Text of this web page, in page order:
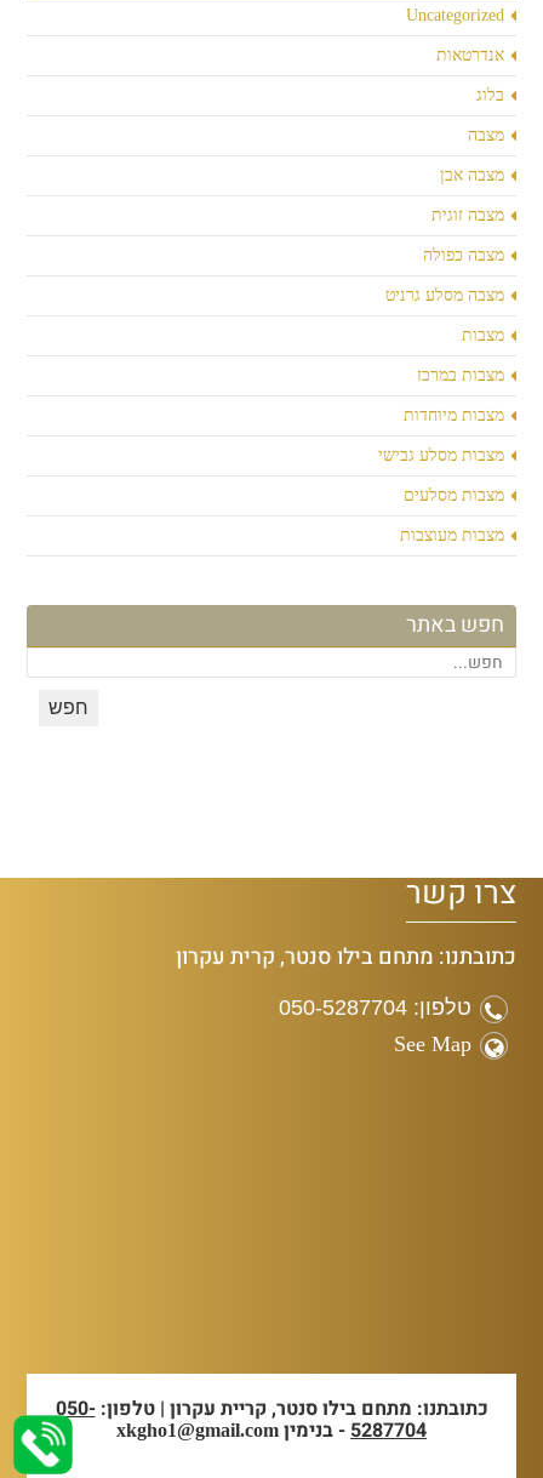
Uncategorized
אנדרטאות
בלוג
מצבה
מצבה אבן
מצבה זוגית
מצבה כפולה
מצבה מסלע גרניט
מצבות
מצבות במרכז
מצבות מיוחדות
מצבות מסלע גבישי
מצבות מסלעים
מצבות מעוצבות
חפש באתר
צרו קשר
כתובתנו: מתחם בילו סנטר, קרית עקרון
טלפון: 050-5287704
See Map
כתובתנו: מתחם בילו סנטר, קריית עקרון | טלפון:050-
5287704- בנימין xkgho1@gmail.com